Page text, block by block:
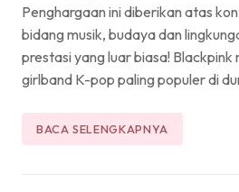
Penghargaan ini diberikan atas
bidang musik, budaya dan
prestasi yang luar biasa! Blackpink
girlband K-pop paling populer di
BACA SELENGKAPNYA